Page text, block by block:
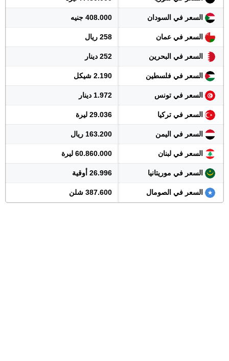
السعر في السودان 408.000 جنيه
السعر في عمان 258 ريال
السعر في البحرين 252 دينار
السعر في فلسطين 2.190 شيكل
السعر في تونس 1.972 دينار
السعر في تركيا 29.036 ليرة
السعر في اليمن 163.200 ريال
السعر في لبنان 60.860.000 ليرة
السعر في موريتانيا 26.996 أوقية
السعر في الصومال 387.600 شلن